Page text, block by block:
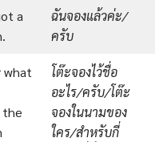
a
ฉันจองแล้วค่ะ/
ครับ
what
the
โต๊ะจองไว้ชื่อ
อะไร/ครับ/โต๊ะ
จองในนามของ
ใคร/สําหรับกี่